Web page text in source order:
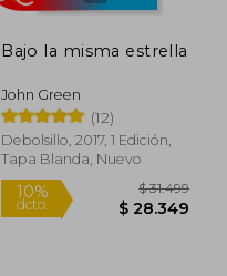
Bajo la misma estrella
John Green
(12)
Debolsillo, 2017, 1 Edición,
Tapa Blanda, Nuevo
Rápido